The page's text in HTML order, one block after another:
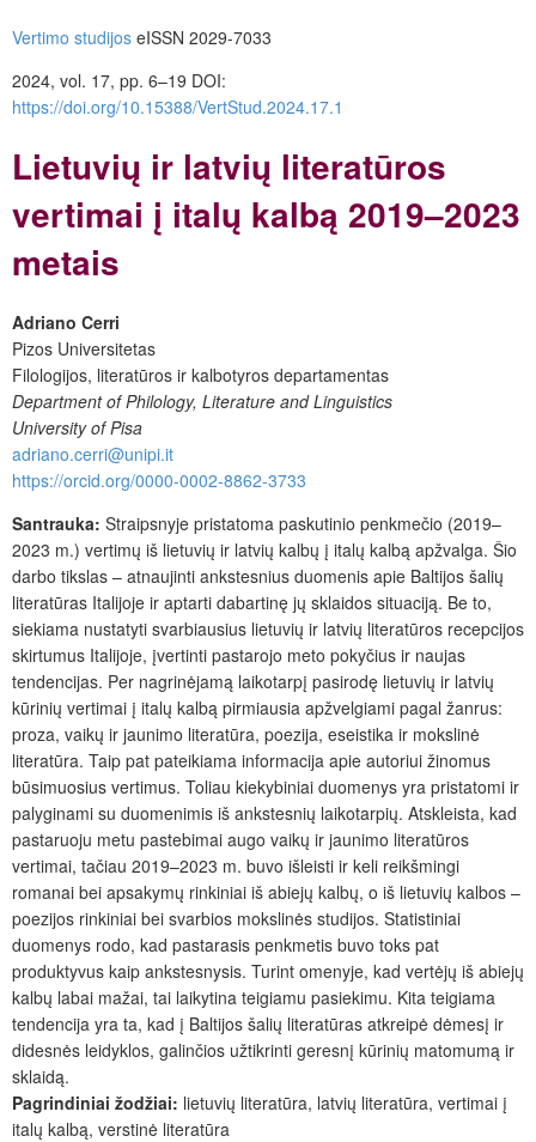
Vertimo studijos eISSN 2029-7033
2024, vol. 17, pp. 6–19 DOI:
https://doi.org/10.15388/VertStud.2024.17.1
Lietuvių ir latvių literatūros
vertimai į italų kalbą 2019–2023
metais
Adriano Cerri
Pizos Universitetas
Filologijos, literatūros ir kalbotyros departamentas
Department of Philology, Literature and Linguistics
University of Pisa
adriano.cerri@unipi.it
https://orcid.org/0000-0002-8862-3733
Santrauka: Straipsnyje pristatoma paskutinio penkmečio (2019–
2023 m.) vertimų iš lietuvių ir latvių kalbų į italų kalbą apžvalga. Šio
darbo tikslas – atnaujinti ankstesnius duomenis apie Baltijos šalių
literatūras Italijoje ir aptarti dabartinę jų sklaidos situaciją. Be to,
siekiama nustatyti svarbiausius lietuvių ir latvių literatūros recepcijos
skirtumus Italijoje, įvertinti pastarojo meto pokyčius ir naujas
tendencijas. Per nagrinėjamą laikotarpį pasirodę lietuvių ir latvių
kūrinių vertimai į italų kalbą pirmiausia apžvelgiami pagal žanrus:
proza, vaikų ir jaunimo literatūra, poezija, eseistika ir mokslinė
literatūra. Taip pat pateikiama informacija apie autoriui žinomus
būsimuosius vertimus. Toliau kiekybiniai duomenys yra pristatomi ir
palyginami su duomenimis iš ankstesnių laikotarpių. Atskleista, kad
pastaruoju metu pastebimai augo vaikų ir jaunimo literatūros
vertimai, tačiau 2019–2023 m. buvo išleisti ir keli reikšmingi
romanai bei apsakymų rinkiniai iš abiejų kalbų, o iš lietuvių kalbos –
poezijos rinkiniai bei svarbios mokslinės studijos. Statistiniai
duomenys rodo, kad pastarasis penkmetis buvo toks pat
produktyvus kaip ankstesnysis. Turint omenyje, kad vertėjų iš abiejų
kalbų labai mažai, tai laikytina teigiamu pasiekimu. Kita teigiama
tendencija yra ta, kad į Baltijos šalių literatūras atkreipė dėmesį ir
didesnės leidyklos, galinčios užtikrinti geresnį kūrinių matomumą ir
sklaidą.
Pagrindiniai žodžiai: lietuvių literatūra, latvių literatūra, vertimai į
italų kalbą, verstinė literatūra